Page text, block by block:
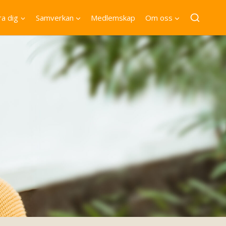
dig Samverkan Medlemskap Om oss